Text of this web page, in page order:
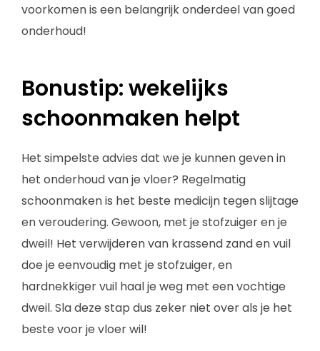
voorkomen is een belangrijk onderdeel van goed
onderhoud!
Bonustip: wekelijks
schoonmaken helpt
Het simpelste advies dat we je kunnen geven in
het onderhoud van je vloer? Regelmatig
schoonmaken is het beste medicijn tegen slijtage
en veroudering. Gewoon, met je stofzuiger en je
dweil! Het verwijderen van krassend zand en vuil
doe je eenvoudig met je stofzuiger, en
hardnekkiger vuil haal je weg met een vochtige
dweil. Sla deze stap dus zeker niet over als je het
beste voor je vloer wil!